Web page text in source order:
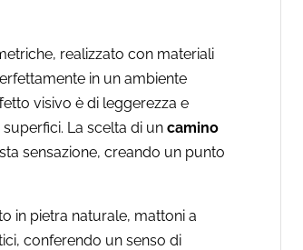
realizzato con materiali
in un ambiente
visivo è di leggerezza e
La scelta di uncamino
sensazione, creando un punto
in pietra naturale, mattoni a
conferendo un senso di